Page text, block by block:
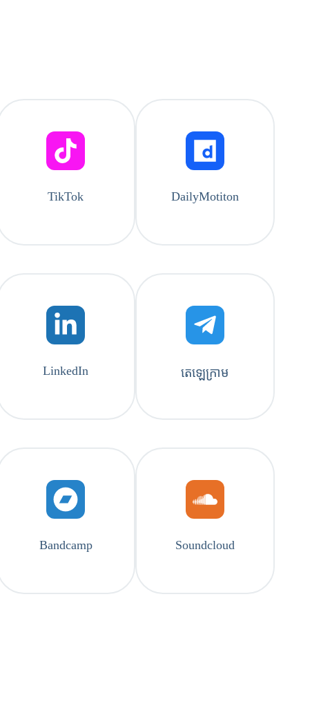
TikTok DailyMotiton
LinkedIn តេឡេក្រាម
Bandcamp Soundcloud